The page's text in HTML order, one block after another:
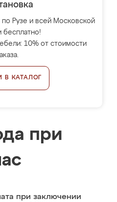
Рузе и всей Московской
бесплатно!
10% от стоимости
В КАТАЛОГ
при
при заключении